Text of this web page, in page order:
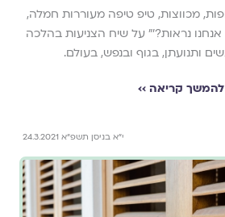
מכווצות, טיפ טיפה מעוררות חמלה,
נראות?'" על שיח הצניעות בהלכה
ותנועתן, בגוף ובנפש, בעולם.
להמשך קריאה ››
י"א בניסן תשפ"א 24.3.2021